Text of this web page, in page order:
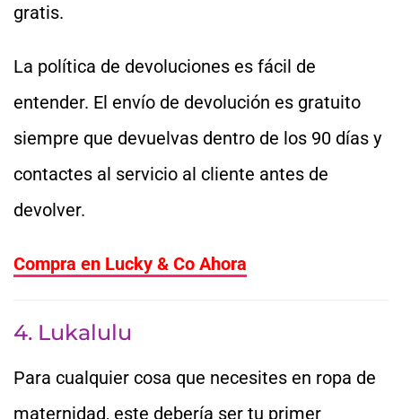
gratis.
La política de devoluciones es fácil de
entender. El envío de devolución es gratuito
siempre que devuelvas dentro de los 90 días y
contactes al servicio al cliente antes de
devolver.
Compra en Lucky & Co Ahora
4. Lukalulu
Para cualquier cosa que necesites en ropa de
maternidad, este debería ser tu primer